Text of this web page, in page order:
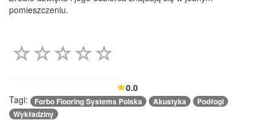
pomieszczeniu.
0.0
Tagi:
Forbo Flooring Systems Polska Akustyka
Podłogi
Wykładziny